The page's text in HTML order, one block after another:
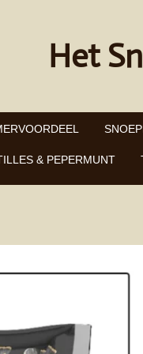
Het
& PEPERMUNT